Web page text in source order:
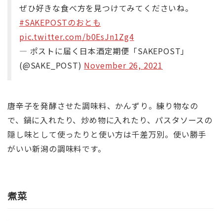
ぜひ好きな食べ方を見つけてみてくださいね。
#SAKEPOSTのおとも
pic.twitter.com/b0EsJn1Zg4
— ポストに届く日本酒定期便「SAKEPOST」
(@SAKE_POST) November 26, 2021
唐辛子を発酵させた調味料、かんずり。練り物なの
で、鍋に入れたり、炒め物に入れたり、パスタソースの
隠し味として使ったりと使い方は千差万別。使い勝手
がいい新潟の調味料です。
煮菜